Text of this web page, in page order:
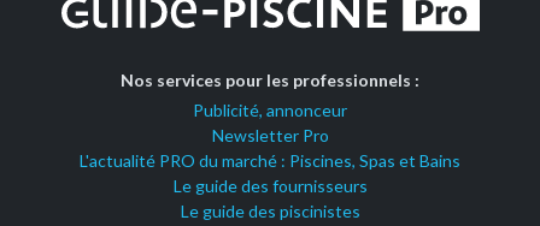
Nos services pour les professionnels :
Publicité, annonceur
Newsletter Pro
L'actualité PRO du marché : Piscines, Spas et Bains
Le guide des fournisseurs
Le guide des piscinistes